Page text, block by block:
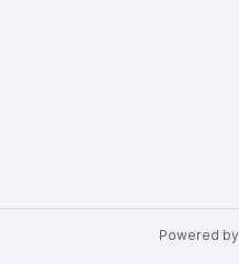
Powered by